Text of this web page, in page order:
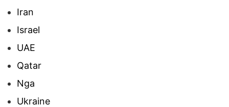
Iran
Israel
UAE
Qatar
Nga
Ukraine